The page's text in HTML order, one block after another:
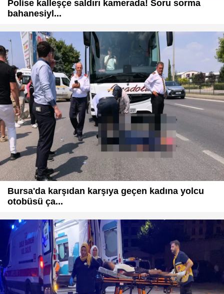
Polise kalleşçe saldırı kamerada! Soru sorma
bahanesiyl...
Bursa'da karşıdan karşıya geçen kadına yolcu
otobüsü ça...